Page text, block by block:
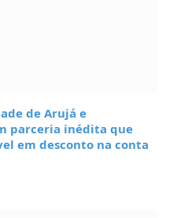
de Arujá e
parceria inédita que
em desconto na conta